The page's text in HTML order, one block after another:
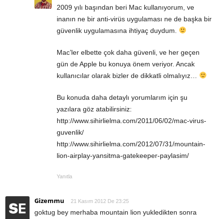
2009 yılı başından beri Mac kullanıyorum, ve
inanın ne bir anti-virüs uygulaması ne de başka bir
güvenlik uygulamasına ihtiyaç duydum.
Mac’ler elbette çok daha güvenli, ve her geçen
gün de Apple bu konuya önem veriyor. Ancak
kullanıcılar olarak bizler de dikkatli olmalıyız…
Bu konuda daha detaylı yorumlarım için şu
yazılara göz atabilirsiniz:
http://www.sihirlielma.com/2011/06/02/mac-virus-
guvenlik/
http://www.sihirlielma.com/2012/07/31/mountain-
lion-airplay-yansitma-gatekeeper-paylasim/
Yanıtla
Gizemmu 21 Kasım 2012 De 23:25
goktug bey merhaba mountain lion yukledikten sonra